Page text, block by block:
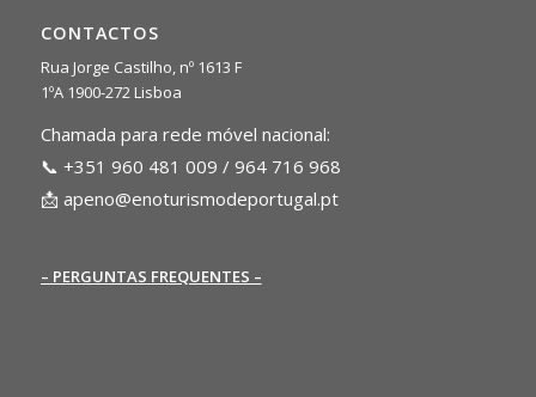
CONTACTOS
Rua Jorge Castilho, nº 1613 F
1ºA 1900-272 Lisboa
Chamada para rede móvel nacional:
📞 +351 960 481 009 / 964 716 968
📩 apeno@enoturismodeportugal.pt
– PERGUNTAS FREQUENTES –